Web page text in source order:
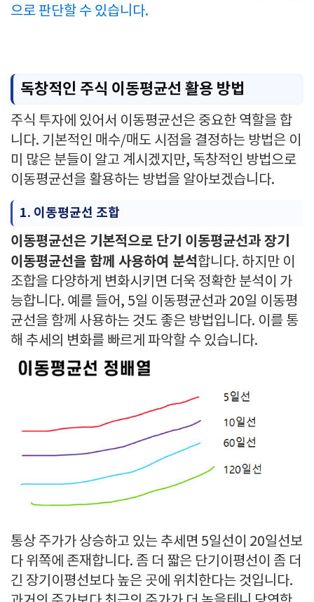
으로 판단할 수 있습니다.
독창적인 주식 이동평균선 활용 방법
주식 투자에 있어서 이동평균선은 중요한 역할을 합
니다. 기본적인 매수/매도 시점을 결정하는 방법은 이
미 많은 분들이 알고 계시겠지만, 독창적인 방법으로
이동평균선을 활용하는 방법을 알아보겠습니다.
1. 이동평균선 조합
이동평균선은 기본적으로 단기 이동평균선과 장기
이동평균선을 함께 사용하여 분석합니다. 하지만 이
조합을 다양하게 변화시키면 더욱 정확한 분석이 가
능합니다. 예를 들어, 5일 이동평균선과 20일 이동평
균선을 함께 사용하는 것도 좋은 방법입니다. 이를 통
해 추세의 변화를 빠르게 파악할 수 있습니다.
통상 주가가 상승하고 있는 추세면 5일선이 20일선보
다 위쪽에 존재합니다. 좀 더 짧은 단기이평선이 좀 더
긴 장기이평선보다 높은 곳에 위치한다는 것입니다.